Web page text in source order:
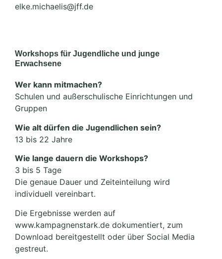
elke.michaelis@jff.de
Workshops für Jugendliche und junge
Erwachsene
Wer kann mitmachen?
Schulen und außerschulische Einrichtungen und
Gruppen
Wie alt dürfen die Jugendlichen sein?
13 bis 22 Jahre
Wie lange dauern die Workshops?
3 bis 5 Tage
Die genaue Dauer und Zeiteinteilung wird
individuell vereinbart.
Die Ergebnisse werden auf
www.kampagnenstark.de dokumentiert, zum
Download bereitgestellt oder über Social Media
gestreut.